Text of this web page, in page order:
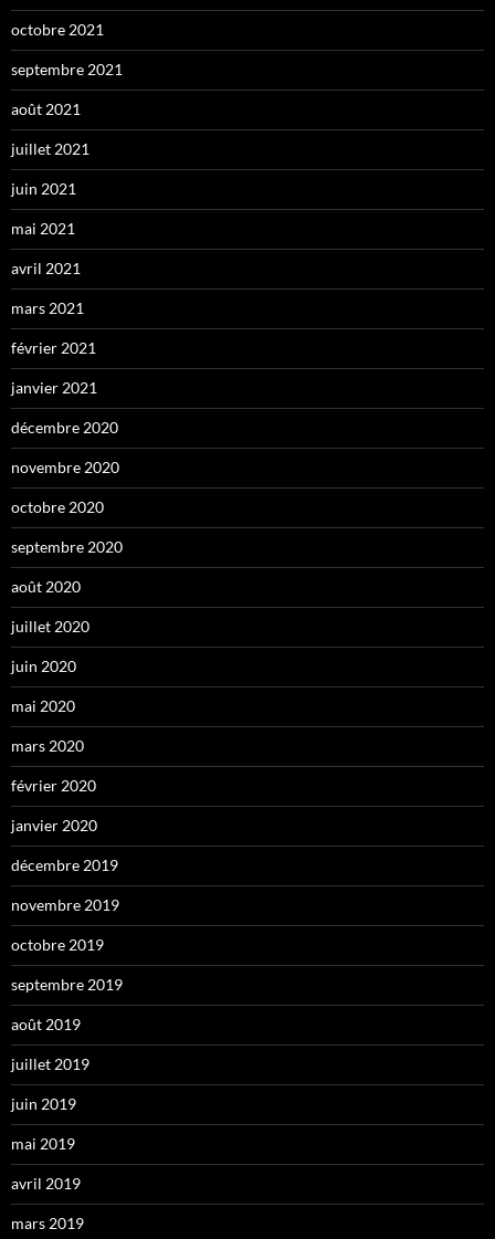
octobre 2021
septembre 2021
août 2021
juillet 2021
juin 2021
mai 2021
avril 2021
mars 2021
février 2021
janvier 2021
décembre 2020
novembre 2020
octobre 2020
septembre 2020
août 2020
juillet 2020
juin 2020
mai 2020
mars 2020
février 2020
janvier 2020
décembre 2019
novembre 2019
octobre 2019
septembre 2019
août 2019
juillet 2019
juin 2019
mai 2019
avril 2019
mars 2019